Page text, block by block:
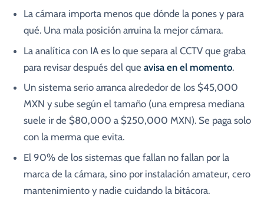
La cámara importa menos que dónde la pones y para
qué. Una mala posición arruina la mejor cámara.
La analítica con IA es lo que separa al CCTV que graba
para revisar después del que avisa en el momento.
Un sistema serio arranca alrededor de los $45,000
MXN y sube según el tamaño (una empresa mediana
suele ir de $80,000 a $250,000 MXN). Se paga solo
con la merma que evita.
El 90% de los sistemas que fallan no fallan por la
marca de la cámara, sino por instalación amateur, cero
mantenimiento y nadie cuidando la bitácora.